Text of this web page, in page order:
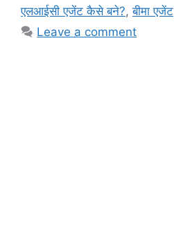
एलआईसी एजेंट कैसे बने?,बीमा एजेंट
Leave a comment